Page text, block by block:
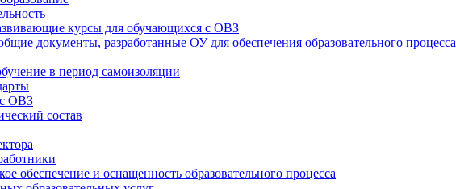
курсы для обучающихся с ОВЗ
документы, разработанные ОУ для обеспечения образовательного процесса
в период самоизоляции
ОВЗ
состав
обеспечение и оснащенность образовательного процесса